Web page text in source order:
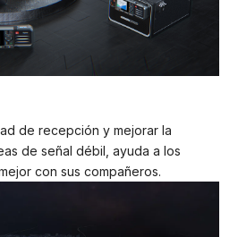
de recepción y mejorar la
de señal débil, ayuda a los
con sus compañeros.